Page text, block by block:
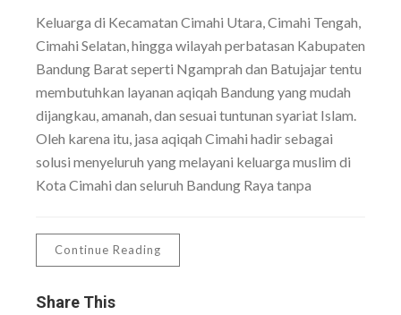
Keluarga di Kecamatan Cimahi Utara, Cimahi Tengah,
Cimahi Selatan, hingga wilayah perbatasan Kabupaten
Bandung Barat seperti Ngamprah dan Batujajar tentu
membutuhkan layanan aqiqah Bandung yang mudah
dijangkau, amanah, dan sesuai tuntunan syariat Islam.
Oleh karena itu, jasa aqiqah Cimahi hadir sebagai
solusi menyeluruh yang melayani keluarga muslim di
Kota Cimahi dan seluruh Bandung Raya tanpa
Continue Reading
Share This